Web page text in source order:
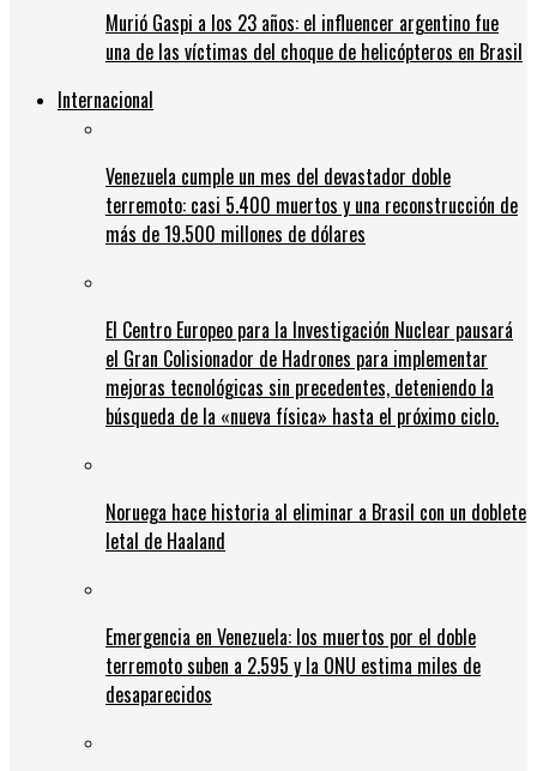
Murió Gaspi a los 23 años: el influencer argentino fue
una de las víctimas del choque de helicópteros en Brasil
Internacional
Venezuela cumple un mes del devastador doble
terremoto: casi 5.400 muertos y una reconstrucción de
más de 19.500 millones de dólares
El Centro Europeo para la Investigación Nuclear pausará
el Gran Colisionador de Hadrones para implementar
mejoras tecnológicas sin precedentes, deteniendo la
búsqueda de la «nueva física» hasta el próximo ciclo.
Noruega hace historia al eliminar a Brasil con un doblete
letal de Haaland
Emergencia en Venezuela: los muertos por el doble
terremoto suben a 2.595 y la ONU estima miles de
desaparecidos